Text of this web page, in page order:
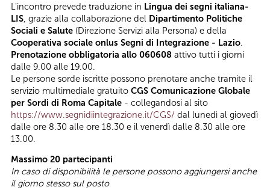
L'incontro prevede traduzione in Lingua dei segni italiana-
LIS, grazie alla collaborazione del Dipartimento Politiche
Sociali e Salute (Direzione Servizi alla Persona) e della
Cooperativa sociale onlus Segni di Integrazione - Lazio.
Prenotazione obbligatoria allo 060608 attivo tutti i giorni
dalle 9.00 alle 19.00.
Le persone sorde iscritte possono prenotare anche tramite il
servizio multimediale gratuito CGS Comunicazione Globale
per Sordi di Roma Capitale - collegandosi al sito
https://www.segnidiintegrazione.it/CGS/ dal lunedì al giovedì
dalle ore 8.30 alle ore 18.30 e il venerdì dalle 8.30 alle ore
13.00.
Massimo 20 partecipanti
In caso di disponibilità le persone possono aggiungersi anche
il giorno stesso sul posto